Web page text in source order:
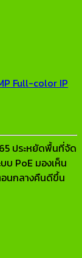
Full-color IP
ประหยัดพื้นที่จัด
บ PoE มองเห็น
อนกลางคืนดีขึ้น